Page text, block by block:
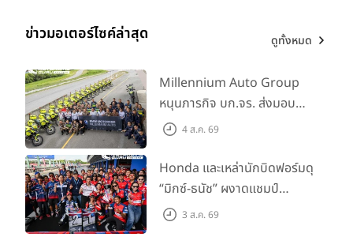
ข่าวมอเตอร์ไซค์ล่าสุด ดูทั้งหมด
Millennium Auto Group
หนุนภารกิจ บก.จร. ส่งมอบ
BMW R 1300 GS และ F 900
พร้อม ยกระดับทักษะการขับขี่
เสริมศักยภาพตำรวจจราจร
4 ส.ค. 69
Honda และเหล่านักบิดฟอร์มดุ
“มิกซ์-ธนัช” ผงาดแชมป์
SS600 2 สนามติด “ข้าวกล้อง”
3 ส.ค. 69